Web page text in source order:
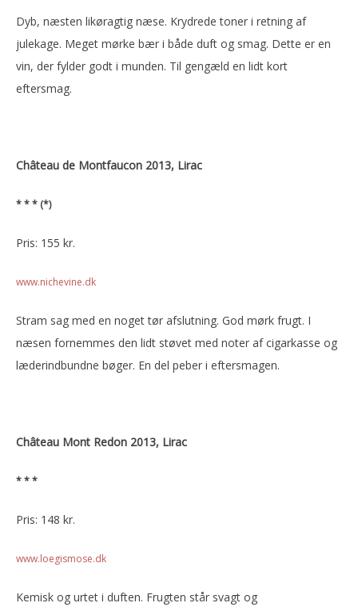
Dyb, næsten likøragtig næse. Krydrede toner i retning af
julekage. Meget mørke bær i både duft og smag. Dette er en
vin, der fylder godt i munden. Til gengæld en lidt kort
eftersmag.
Château de Montfaucon 2013, Lirac
* * * (*)
Pris: 155 kr.
www.nichevine.dk
Stram sag med en noget tør afslutning. God mørk frugt. I
næsen fornemmes den lidt støvet med noter af cigarkasse og
læderindbundne bøger. En del peber i eftersmagen.
Château Mont Redon 2013, Lirac
* * *
Pris: 148 kr.
www.loegismose.dk
Kemisk og urtet i duften. Frugten står svagt og